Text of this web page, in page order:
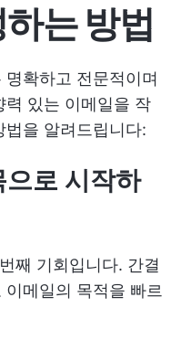
는 방법
확하고 전문적이며
력 있는 이메일을 작
을 알려드립니다:
으로 시작하
째 기회입니다. 간결
메일의 목적을 빠르